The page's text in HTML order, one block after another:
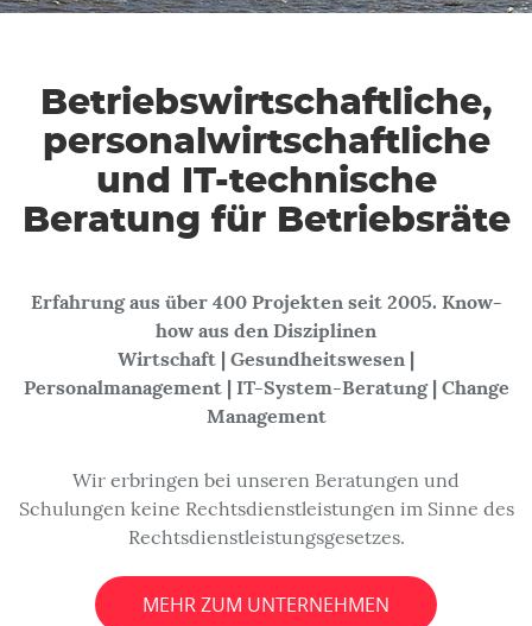
Betriebs­wirtschaftliche,
personal­wirtschaftliche
und IT-technische
Beratung für Betriebsräte
Erfahrung aus über 400 Projekten seit 2005. Know-
how aus den Disziplinen
Wirtschaft | Gesundheitswesen |
Personalmanagement | IT-System-Beratung | Change
Management
Wir erbringen bei unseren Beratungen und
Schulungen keine Rechtsdienstleistungen im Sinne des
Rechtsdienstleistungsgesetzes.
MEHR ZUM UNTERNEHMEN